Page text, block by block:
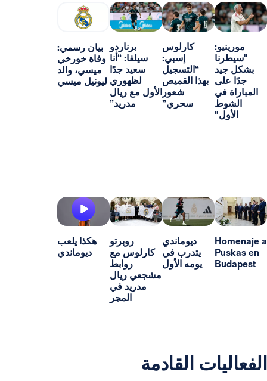
كارلوس
إسبي:
“التسجيل
بهذا القميص
شعور
سحري”
برناردو
سيلفا: “أنا
سعيد جدًا
لظهوري
الأول مع ريال
مدريد”
بيان رسمي:
وفاة خورخي
ميسي، والد
ليونيل ميسي
ديوماندي
يتدرب في
يومه الأول
روبرتو
كارلوس مع
روابط
مشجعي ريال
هكذا يلعب
ديوماندي
القادمة